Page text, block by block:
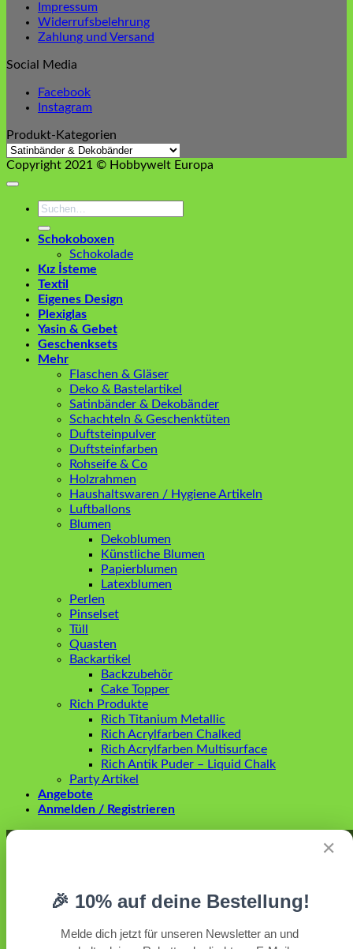
Impressum
Widerrufsbelehrung
Zahlung und Versand
Social Media
Facebook
Instagram
Produkt-Kategorien
Copyright 2021 © Hobbywelt Europa
Suchen
Schokoboxen
Schokolade
Kız İsteme
Textil
Eigenes Design
Plexiglas
Yasin & Gebet
Geschenksets
Mehr
Flaschen & Gläser
Deko & Bastelartikel
Satinbänder & Dekobänder
Schachteln & Geschenktüten
Duftsteinpulver
Duftsteinfarben
Rohseife & Co
Holzrahmen
Haushaltswaren / Hygiene Artikeln
Luftballons
Blumen
Dekoblumen
Künstliche Blumen
Papierblumen
Latexblumen
Perlen
Pinselset
Tüll
Quasten
Backartikel
Backzubehör
Cake Topper
Rich Produkte
Rich Titanium Metallic
Rich Acrylfarben Chalked
Rich Acrylfarben Multisurface
Rich Antik Puder – Liquid Chalk
Party Artikel
Angebote
Anmelden / Registrieren
✕
🎉 10% auf deine Bestellung!
Melde dich jetzt für unseren Newsletter an und
Anmelden